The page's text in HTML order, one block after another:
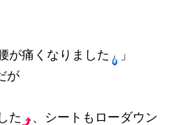
が痛くなりました
」
が
た
、シートもローダウン